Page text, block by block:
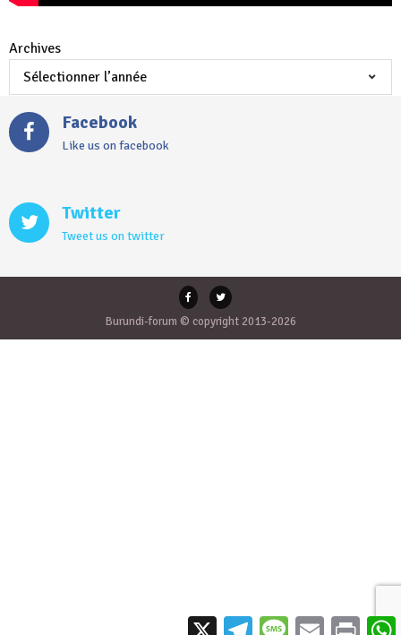
Archives
Facebook
Like us on facebook
Twitter
Tweet us on twitter
Burundi-forum © copyright 2013-2026
X TelegramMessageEmail Print